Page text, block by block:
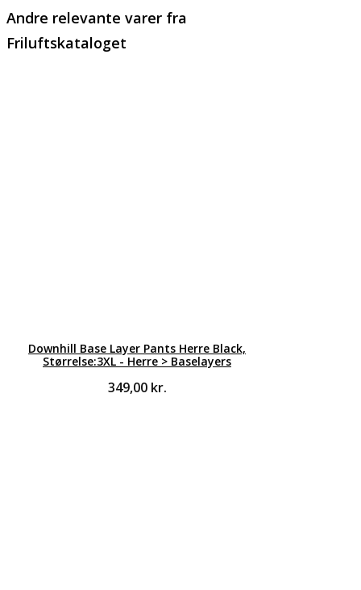
Andre relevante varer fra
Friluftskataloget
Downhill Base Layer Pants Herre Black,
Størrelse:3XL - Herre > Baselayers
349,00 kr.